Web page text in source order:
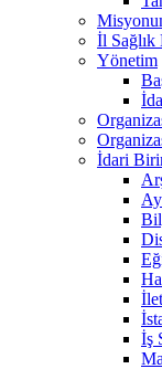
İl Sağlık
Yönetim
İdari
İş